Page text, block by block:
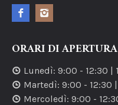
ORARI DI APERTURA
Lunedì: 9:00 - 12:30 |
Martedì: 9:00 - 12:30 |
Mercoledì: 9:00 -